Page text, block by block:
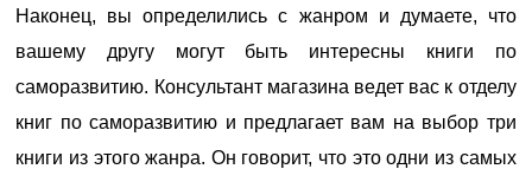
Наконец, вы определились с жанром и думаете, что
вашему другу могут быть интересны книги по
саморазвитию. Консультант магазина ведет вас к отделу
книг по саморазвитию и предлагает вам на выбор три
книги из этого жанра. Он говорит, что это одни из самых